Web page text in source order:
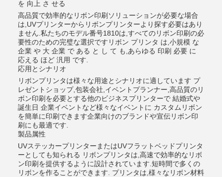
を 向上 さ せる
高品質で効率的なリボン印刷ソリューションが必要な場合
は,UVプリンターからリボンプリンターより探す必要はあり
ません.私たちのモデル番号1810は,すべてのリボン印刷の必
要性のための完璧な選択ですリボン プリンタ は,小規模 な
企業 や 大 企業 で ある と し て も,あらゆる 印刷 必要 に
応える ほど 汎用 です.
応用とシナリオ
リボンプリンタは様々な用途とシナリオに適しています プ
レゼントショップ,包装会社,イベントプランナー,高品質のリ
ボン印刷を必要とする他のビジネスプリンターで 結婚式や
誕生日 企業イベントなど様々なイベントに カスタムリボン
を簡単に印刷できます企業向けのブランドや宣伝リボン印
刷にも最適です.
製品属性
UVステッカープリンターまたはUVフラットベッドプリンタ
ーとしても知られる リボンプリンタは,高速で効率的なリボ
ン印刷を提供するように設計されています.短時間で多くの
リボンを作ることができます. プリンタは,様々なリボン材料